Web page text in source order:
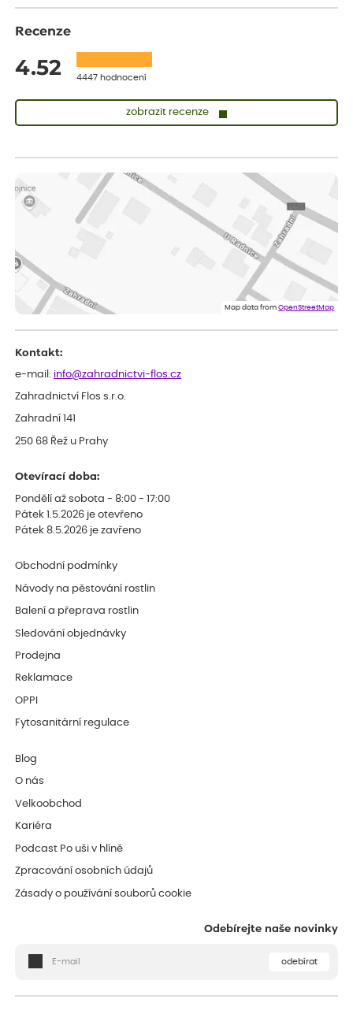
Recenze
4.52 4447 hodnocení
zobrazit recenze
vše v naprostém pořádku
ověřený nákup
Jana
Flos je nejlepší &#129321;
Map data fromOpenStreetMap
Kontakt:
e-mail: info@zahradnictvi-flos.cz
Zahradnictví Flos s.r.o.
Zahradní 141
250 68 Řež u Prahy
Otevírací doba:
Pondělí až sobota - 8:00 - 17:00
Pátek 1.5.2026 je otevřeno
Pátek 8.5.2026 je zavřeno
Obchodní podmínky
Návody na pěstování rostlin
Balení a přeprava rostlin
Sledování objednávky
Prodejna
Reklamace
OPPI
Fytosanitární regulace
Blog
O nás
Velkoobchod
Kariéra
Podcast Po uši v hlíně
Zpracování osobních údajů
Zásady o používání souborů cookie
Odebírejte naše novinky
odebírat